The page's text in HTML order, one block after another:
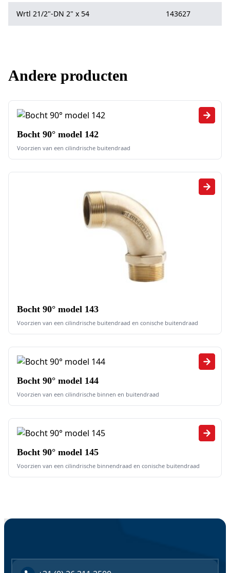
Wrtl 21/2"-DN 2" x 54 143627
Andere producten
Bocht 90° model 142
Voorzien van een cilindrische buitendraad
Bocht 90° model 143
Voorzien van een cilindrische buitendraad en conische buitendraad
Bocht 90° model 144
Voorzien van een cilindrische binnen en buitendraad
Bocht 90° model 145
Voorzien van een cilindrische binnendraad en conische buitendraad